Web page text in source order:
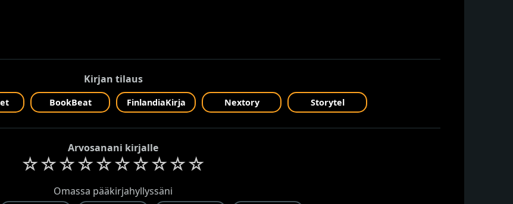
Kirjan tilaus
BookBeat FinlandiaKirja Nextory Storytel
Arvosanani kirjalle
☆☆☆☆☆☆☆☆☆☆
Omassa pääkirjahyllyssäni